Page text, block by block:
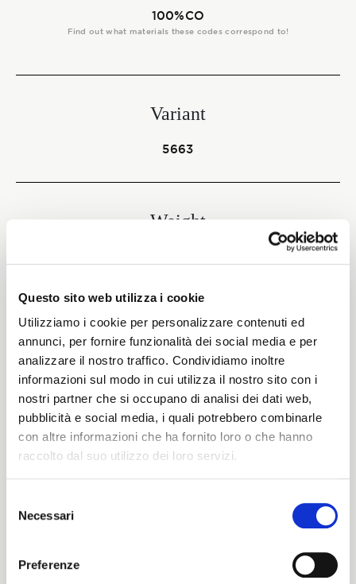
Questo sito web utilizza i cookie
Utilizziamo i cookie per personalizzare contenuti ed
annunci, per fornire funzionalità dei social media e per
analizzare il nostro traffico. Condividiamo inoltre
informazioni sul modo in cui utilizza il nostro sito con i
nostri partner che si occupano di analisi dei dati web,
pubblicità e social media, i quali potrebbero combinarle
con altre informazioni che ha fornito loro o che hanno
raccolto dal suo utilizzo dei loro servizi.
delNecessari
Preferenze
100%CO
Find out what materials these codes correspond to!
Variant
5663
Weight
Height
148/152 CM
Washing instructions